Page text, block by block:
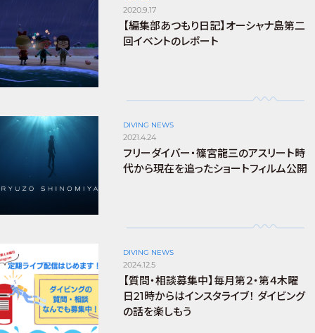
2020.9.17
【編集部あつもり日記】オーシャナ島第二
回イベントのレポート
DIVING NEWS
2021.4.24
フリーダイバー・篠宮龍三のアスリート時
代から現在を追ったショートフィルム公開
DIVING NEWS
2024.12.5
【質問・相談募集中】毎月第２・第４木曜
日21時からはインスタライブ！ ダイビング
の話を楽しもう